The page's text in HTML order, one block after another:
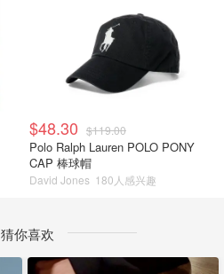
$48.30 $119.00
Polo Ralph Lauren POLO PONY
CAP 棒球帽
David Jones 180人感兴趣
猜你喜欢